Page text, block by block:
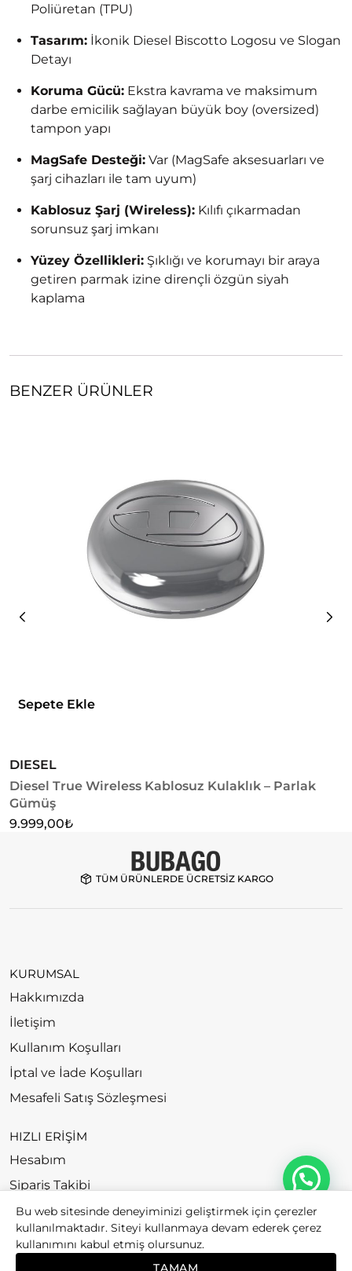
Poliüretan (TPU)
Tasarım: İkonik Diesel Biscotto Logosu ve Slogan
Detayı
Koruma Gücü: Ekstra kavrama ve maksimum
darbe emicilik sağlayan büyük boy (oversized)
tampon yapı
MagSafe Desteği: Var (MagSafe aksesuarları ve
şarj cihazları ile tam uyum)
Kablosuz Şarj (Wireless): Kılıfı çıkarmadan
sorunsuz şarj imkanı
Yüzey Özellikleri: Şıklığı ve korumayı bir araya
getiren parmak izine dirençli özgün siyah
kaplama
BENZER ÜRÜNLER
Sepete Ekle
DIESEL
Diesel True Wireless Kablosuz Kulaklık – Parlak
Gümüş
9.999,00₺
TÜM ÜRÜNLERDE ÜCRETSİZ KARGO
KURUMSAL
Hakkımızda
İletişim
Kullanım Koşulları
İptal ve İade Koşulları
Mesafeli Satış Sözleşmesi
HIZLI ERİŞİM
Hesabım
Sipariş Takibi
© 2026
Bu web sitesinde deneyiminizi geliştirmek için çerezler
kullanılmaktadır. Siteyi kullanmaya devam ederek çerez
kullanımını kabul etmiş olursunuz.
TAMAM